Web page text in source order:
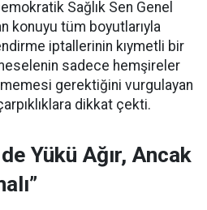
Sağlık Sen Genel
konuyu tüm boyutlarıyla
iptallerinin kıymetli bir
sadece hemşireler
gerektiğini vurgulayan
dikkat çekti.
Yükü Ağır, Ancak